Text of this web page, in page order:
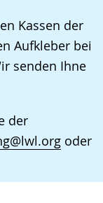
Kassen der
Aufkleber bei
senden Ihne
der
oder